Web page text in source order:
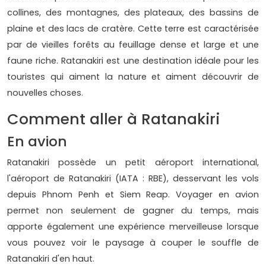
collines, des montagnes, des plateaux, des bassins de
plaine et des lacs de cratère. Cette terre est caractérisée
par de vieilles forêts au feuillage dense et large et une
faune riche. Ratanakiri est une destination idéale pour les
touristes qui aiment la nature et aiment découvrir de
nouvelles choses.
Comment aller à Ratanakiri
En avion
Ratanakiri possède un petit aéroport international,
l'aéroport de Ratanakiri (IATA : RBE), desservant les vols
depuis Phnom Penh et Siem Reap. Voyager en avion
permet non seulement de gagner du temps, mais
apporte également une expérience merveilleuse lorsque
vous pouvez voir le paysage à couper le souffle de
Ratanakiri d'en haut.